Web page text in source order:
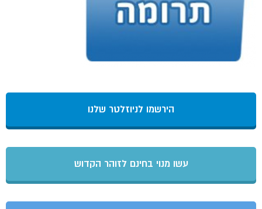
הירשמו לניוזלטר שלנו
עשו מנוי בחינם לזוהר הקדוש